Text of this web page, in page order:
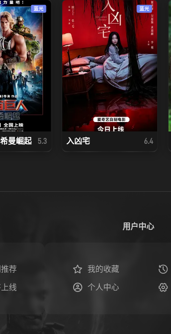
蓝光
曼崛起 5.3
蓝光
入凶宅 6.4
荐
线
用户中心
我的收藏
个人中心